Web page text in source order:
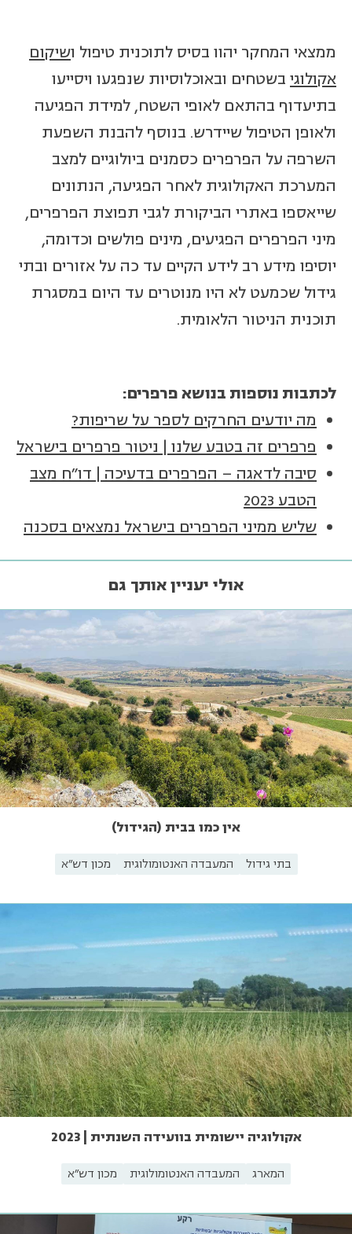
ממצאי המחקר יהוו בסיס לתוכנית טיפול ושיקום
אקולוגי בשטחים ובאוכלוסיות שנפגעו ויסייעו
בתיעדוף בהתאם לאופי השטח, למידת הפגיעה
ולאופן הטיפול שיידרש. בנוסף להבנת השפעת
השרפה על הפרפרים כסמנים ביולוגיים למצב
המערכת האקולוגית לאחר הפגיעה, הנתונים
שייאספו באתרי הביקורת לגבי תפוצת הפרפרים,
מיני הפרפרים הפגיעים, מינים פולשים וכדומה,
יוסיפו מידע רב לידע הקיים עד כה על אזורים ובתי
גידול שכמעט לא היו מנוטרים עד היום במסגרת
תוכנית הניטור הלאומית.
לכתבות נוספות בנושא פרפרים:
מה יודעים החרקים לספר על שריפות?
פרפרים זה בטבע שלנו | ניטור פרפרים בישראל
סיבה לדאגה – הפרפרים בדעיכה | דו"ח מצב
הטבע 2023
שליש ממיני הפרפרים בישראל נמצאים בסכנה
אולי יעניין אותך גם
אין כמו בבית (הגידול)
בתי גידול המעבדה האנטומולוגית מכון דש"א
אקולוגיה יישומית בוועידה השנתית | 2023
המארג המעבדה האנטומולוגית מכון דש"א